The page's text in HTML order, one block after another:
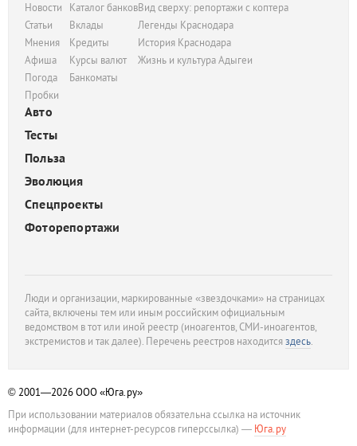
Новости
Статьи
Мнения
Афиша
Погода
Пробки
Каталог банков
Вклады
Кредиты
Курсы валют
Банкоматы
Вид сверху: репортажи с коптера
Легенды Краснодара
История Краснодара
Жизнь и культура Адыгеи
Авто
Тесты
Польза
Эволюция
Спецпроекты
Фоторепортажи
Люди и организации, маркированные «звездочками» на страницах
сайта, включены тем или иным российским официальным
ведомством в тот или иной реестр (иноагентов, СМИ-иноагентов,
экстремистов и так далее). Перечень реестров находитсяздесь.
© 2001—2026ООО «Юга.ру»
При использовании материалов обязательна ссылка на источник
информации (для интернет-ресурсов гиперссылка) — Юга.ру